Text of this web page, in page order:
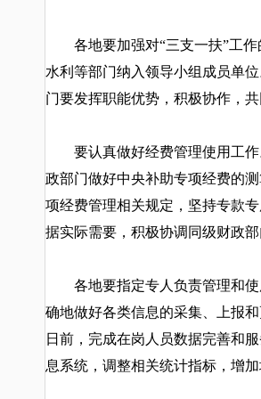
各地要加强对“三支一扶”工
水利等部门纳入领导小组成员单
门要发挥职能优势，积极协作，
要认真做好经费管理使用工作
政部门做好中央补助专项经费的
项经费管理相关规定，坚持专款
据实际需要，积极协调同级财政
各地要指定专人负责管理和使
确地做好各类信息的采集、上报
日前，完成在岗人员数据完善和
息系统，调整相关统计指标，增